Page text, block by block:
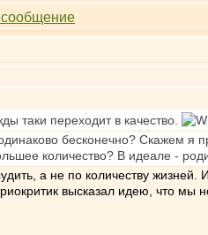
таки переходит в качество.
бесконечно? Скажем
количество? В идеале -
а не по количеству
высказал идею, что мы